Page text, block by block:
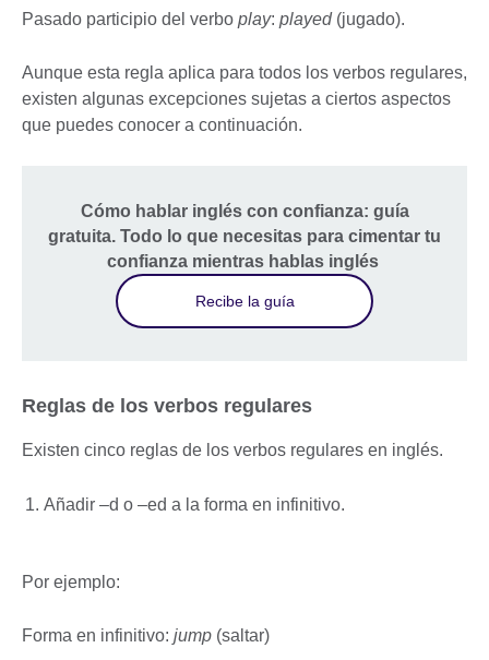
Pasado participio del verbo play: played (jugado).
Aunque esta regla aplica para todos los verbos regulares,
existen algunas excepciones sujetas a ciertos aspectos
que puedes conocer a continuación.
Cómo hablar inglés con confianza: guía
gratuita. Todo lo que necesitas para cimentar tu
confianza mientras hablas inglés
Recibe la guía
Reglas de los verbos regulares
Existen cinco reglas de los verbos regulares en inglés.
Añadir –d o –ed a la forma en infinitivo.
Por ejemplo:
Forma en infinitivo: jump (saltar)